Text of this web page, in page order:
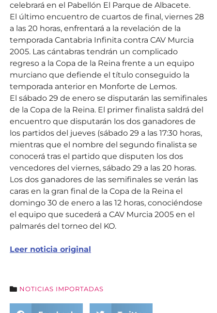
celebrará en el Pabellón El Parque de Albacete.
El último encuentro de cuartos de final, viernes 28
a las 20 horas, enfrentará a la revelación de la
temporada Cantabria Infinita contra CAV Murcia
2005. Las cántabras tendrán un complicado
regreso a la Copa de la Reina frente a un equipo
murciano que defiende el título conseguido la
temporada anterior en Monforte de Lemos.
El sábado 29 de enero se disputarán las semifinales
de la Copa de la Reina. El primer finalista saldrá del
encuentro que disputarán los dos ganadores de
los partidos del jueves (sábado 29 a las 17:30 horas,
mientras que el nombre del segundo finalista se
conocerá tras el partido que disputen los dos
vencedores del viernes, sábado 29 a las 20 horas.
Los dos ganadores de las semifinales se verán las
caras en la gran final de la Copa de la Reina el
domingo 30 de enero a las 12 horas, conociéndose
el equipo que sucederá a CAV Murcia 2005 en el
palmarés del torneo del KO.
Leer noticia original
NOTICIAS IMPORTADAS